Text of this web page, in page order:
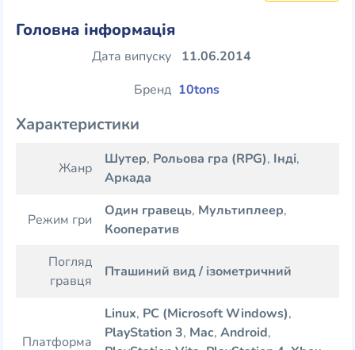
Головна інформація
Дата випуску
11.06.2014
Бренд 10tons
Характеристики
Жанр
Шутер, Рольова гра (RPG), Інді,
Аркада
Режим гри
Один гравець, Мультиплеер,
Кооператив
Погляд
гравця
Пташиний вид / ізометричний
Платформа
Linux, PC (Microsoft Windows),
PlayStation 3, Mac, Android,